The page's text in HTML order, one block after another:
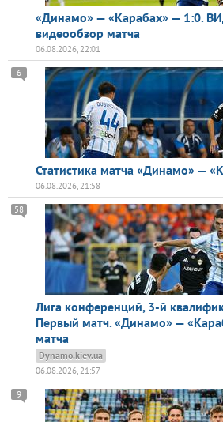
«Динамо» — «Карабах» — 1:0.
видеообзор матча
06.08.2026, 22:01
Статистика матча «Динамо» —
6
06.08.2026, 21:58
Лига конференций, 3-й
Первый матч. «Динамо» —
матча
58
Dynamo.kiev.ua
06.08.2026, 21:57
9